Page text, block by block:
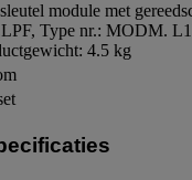
module met
Type nr.: MODM.
4.5 kg